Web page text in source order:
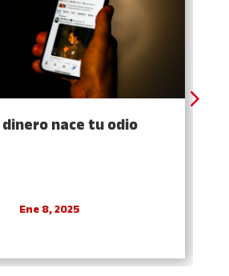
dinero nace tu odio
Ene 8, 2025